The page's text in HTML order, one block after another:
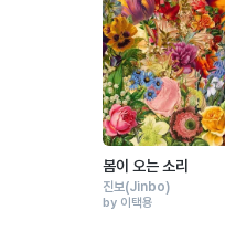
봄이 오는 소리
진보(Jinbo)
by 이택용